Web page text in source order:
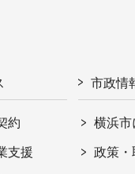
約
支援
市政情
横浜市
政策・